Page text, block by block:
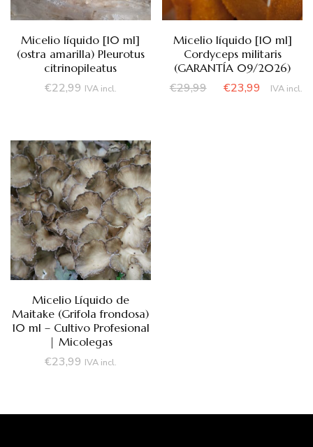
Micelio líquido [10 ml]
(ostra amarilla) Pleurotus
citrinopileatus
€22,99 IVA incl.
Micelio líquido [10 ml]
Cordyceps militaris
(GARANTÍA 09/2026)
€29,99
El€23,99
El
IVA incl.
Micelio Líquido de
Maitake (Grifola frondosa)
10 ml – Cultivo Profesional
| Micolegas
€23,99 IVA incl.